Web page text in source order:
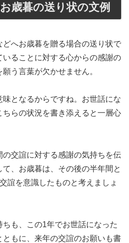
歳暮の送り状の文例
どへお歳暮を贈る場合の送り状で
ることに対する心からの感謝の
う言葉が欠かせません。
となるからですね。お世話にな
ちらの状況を書き添えると一層心
交誼に対する感謝の気持ちを伝
、お歳暮は、その後の半年間と
誼を意識したものと考えましょ
ちも、この1年でお世話になった
ともに、来年の交誼のお願いも書